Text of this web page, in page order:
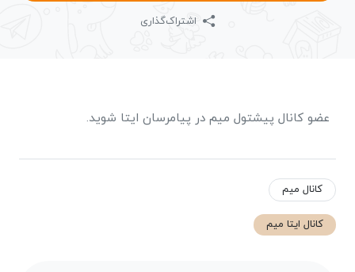
اشتراک‌گذاری
عضو کانال پیشتول میم در پیامرسان ایتا شوید.
کانال میم
کانال ایتا میم